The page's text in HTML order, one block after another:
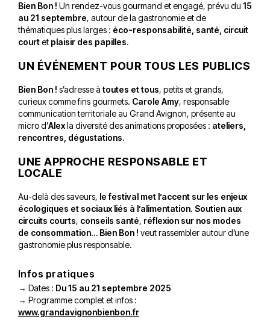
Bien Bon ! Un rendez-vous gourmand et engagé, prévu du 15
au 21 septembre, autour de la gastronomie et de
thématiques plus larges : éco-responsabilité, santé, circuit
courtet plaisir des papilles.
UN ÉVÉNEMENT POUR TOUS LES PUBLICS
Bien Bon ! s’adresse à toutes et tous, petits et grands,
curieux comme fins gourmets. Carole Amy, responsable
communication territoriale au Grand Avignon, présente au
micro d’Alexla diversité des animations proposées : ateliers,
rencontres, dégustations.
UNE APPROCHE RESPONSABLE ET
LOCALE
Au-delà des saveurs, le festival met l’accent sur les enjeux
écologiques et sociaux liés à l’alimentation. Soutien aux
circuits courts, conseils santé, réflexion sur nos modes
de consommation… Bien Bon ! veut rassembler autour d’une
gastronomie plus responsable.
Infos pratiques
→ Dates : Du 15 au 21 septembre 2025
→ Programme complet et infos :
www.grandavignonbienbon.fr